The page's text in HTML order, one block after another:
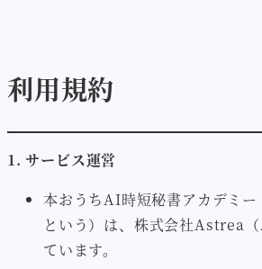
コ
ン
利用規約
1. サービス運営
本おうちAI時短秘書アカデミー
という）は、株式会社Astrea
ています。